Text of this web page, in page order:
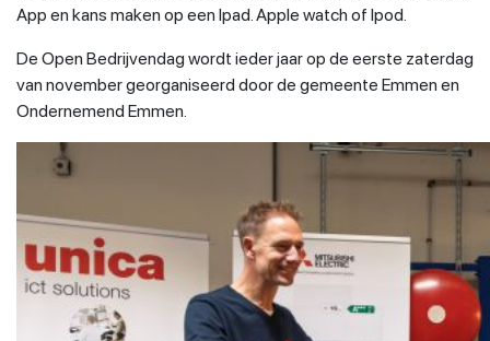
App en kans maken op een Ipad. Apple watch of Ipod.
De Open Bedrijvendag wordt ieder jaar op de eerste zaterdag
van november georganiseerd door de gemeente Emmen en
Ondernemend Emmen.